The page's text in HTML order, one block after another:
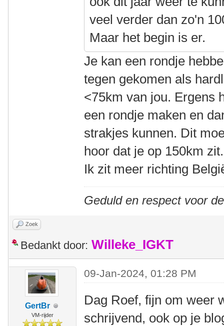
veel verder dan zo'n
Maar het begin is er.
Je kan een rondje
tegen gekomen als
<75km van jou. Ergens
een rondje maken en
strakjes kunnen. Dit
hoor dat je op 150km
Ik zit meer richting
Geduld en respect voor
Zoek
Bedankt door: Willeke_IGKT
GertBr
VM-rijder
09-Jan-2024, 01:28 PM
Dag Roef, fijn om weer
schrijvend, ook op je